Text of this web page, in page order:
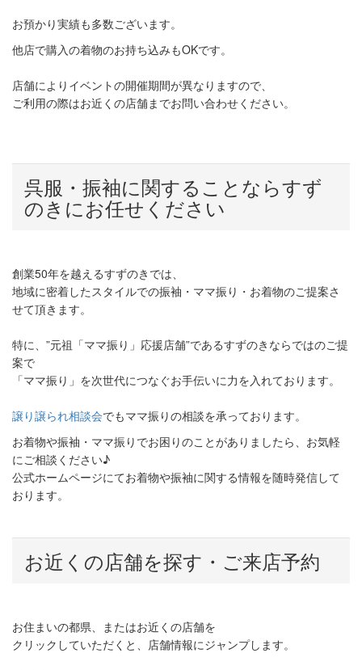
お預かり実績も多数ございます。
他店で購入の着物のお持ち込みもOKです。
店舗によりイベントの開催期間が異なりますので、
ご利用の際はお近くの店舗までお問い合わせください。
呉服・振袖に関することならすず
のきにお任せください
創業50年を越えるすずのきでは、
地域に密着したスタイルでの振袖・ママ振り・お着物のご提案さ
せて頂きます。
特に、”元祖「ママ振り」応援店舗”であるすずのきならではのご提
案で
「ママ振り」を次世代につなぐお手伝いに力を入れております。
譲り譲られ相談会でもママ振りの相談を承っております。
お着物や振袖・ママ振りでお困りのことがありましたら、お気軽
にご相談ください♪
公式ホームページにてお着物や振袖に関する情報を随時発信して
おります。
お近くの店舗を探す・ご来店予約
お住まいの都県、またはお近くの店舗を
クリックしていただくと、店舗情報にジャンプします。